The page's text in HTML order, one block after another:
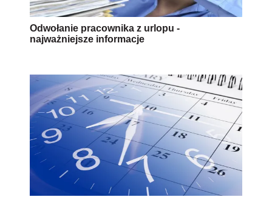
Odwołanie pracownika z urlopu -
najważniejsze informacje